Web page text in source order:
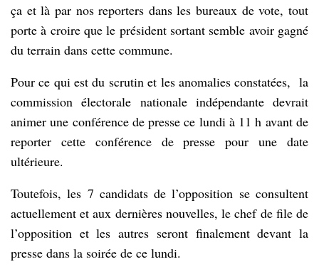
ça et là par nos reporters dans les bureaux de vote, tout
porte à croire que le président sortant semble avoir gagné
du terrain dans cette commune.
Pour ce qui est du scrutin et les anomalies constatées, la
commission électorale nationale indépendante devrait
animer une conférence de presse ce lundi à 11 h avant de
reporter cette conférence de presse pour une date
ultérieure.
Toutefois, les 7 candidats de l’opposition se consultent
actuellement et aux dernières nouvelles, le chef de file de
l’opposition et les autres seront finalement devant la
presse dans la soirée de ce lundi.